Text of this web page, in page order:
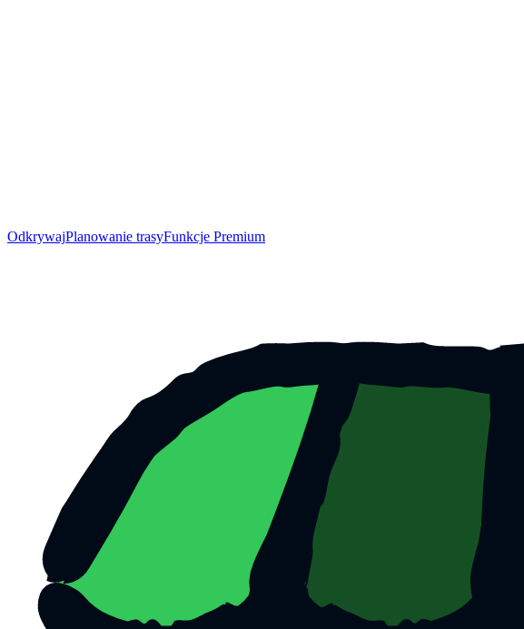
OdkrywajPlanowanie trasyFunkcje Premium